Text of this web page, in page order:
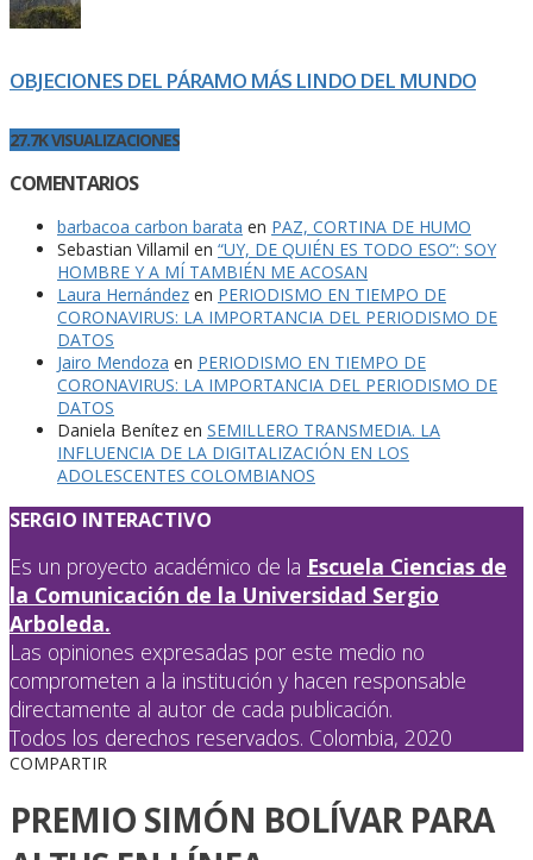
OBJECIONES DEL PÁRAMO MÁS LINDO DEL MUNDO
27.7K VISUALIZACIONES
COMENTARIOS
barbacoa carbon barata en PAZ, CORTINA DE HUMO
Sebastian Villamil en “UY, DE QUIÉN ES TODO ESO”: SOY
HOMBRE Y A MÍ TAMBIÉN ME ACOSAN
Laura Hernández en PERIODISMO EN TIEMPO DE
CORONAVIRUS: LA IMPORTANCIA DEL PERIODISMO DE
DATOS
Jairo Mendoza en PERIODISMO EN TIEMPO DE
CORONAVIRUS: LA IMPORTANCIA DEL PERIODISMO DE
DATOS
Daniela Benítez en SEMILLERO TRANSMEDIA. LA
INFLUENCIA DE LA DIGITALIZACIÓN EN LOS
ADOLESCENTES COLOMBIANOS
SERGIO INTERACTIVO
Es un proyecto académico de la Escuela Ciencias de
la Comunicación de la Universidad Sergio
Arboleda.
Las opiniones expresadas por este medio no
comprometen a la institución y hacen responsable
directamente al autor de cada publicación.
Todos los derechos reservados. Colombia, 2020
COMPARTIR
PREMIO SIMÓN BOLÍVAR PARA